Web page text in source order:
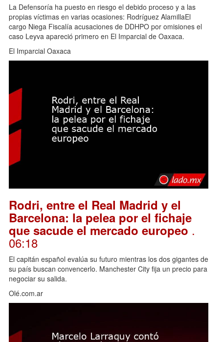
La Defensoría ha puesto en riesgo el debido proceso y a las
propias víctimas en varias ocasiones: Rodríguez AlamillaEl
cargo Niega Fiscalía acusaciones de DDHPO por omisiones el
caso Leyva apareció primero en El Imparcial de Oaxaca.
El Imparcial Oaxaca
Rodri, entre el Real Madrid y el
Barcelona: la pelea por el fichaje
que sacude el mercado europeo .
06:18
El capitán español evalúa su futuro mientras los dos gigantes de
su país buscan convencerlo. Manchester City fija un precio para
negociar su salida.
Olé.com.ar